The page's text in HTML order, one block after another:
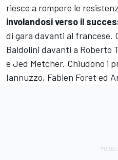
riesce a rompere le
involandosi verso il
di gara davanti al francese.
Baldolini davanti a Roberto
e Jed Metcher. Chiudono i
Iannuzzo, Fabien Foret ed